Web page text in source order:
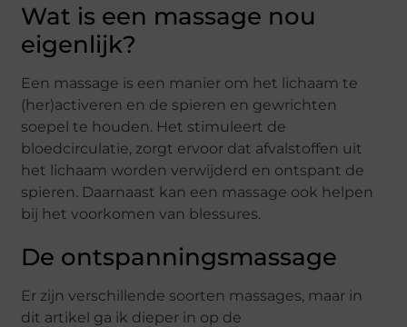
Wat is een massage nou
eigenlijk?
Een massage is een manier om het lichaam te
(her)activeren en de spieren en gewrichten
soepel te houden. Het stimuleert de
bloedcirculatie, zorgt ervoor dat afvalstoffen uit
het lichaam worden verwijderd en ontspant de
spieren. Daarnaast kan een massage ook helpen
bij het voorkomen van blessures.
De ontspanningsmassage
Er zijn verschillende soorten massages, maar in
dit artikel ga ik dieper in op de